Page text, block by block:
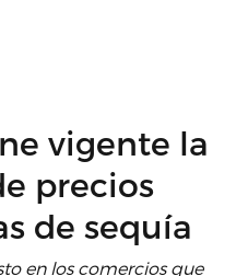
vigente la
precios
de sequía
en los comercios que